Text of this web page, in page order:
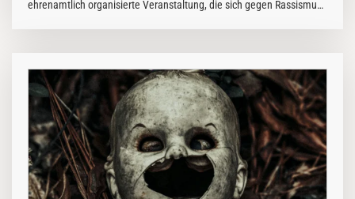
ehrenamtlich organisierte Veranstaltung, die sich gegen Rassismus,
Musik, Aufklärungsarbeit und gemeinschaftliches Engagement. In
2026 findet das Festival zum 21. mal statt. Dabei bleibt der Eintritt
wie gewohnt frei! Von Anfang an ist das Festival eine treibende Kraft
in der Förderung gesellschaftlicher Teilhabe und Vielfalt in Duisburg
und der Region. Gemeinnützig und ehrenamtlich organisiert,…